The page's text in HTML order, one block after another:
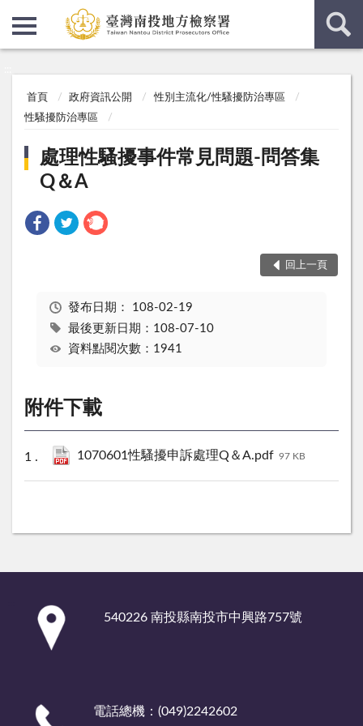
首頁 政府資訊公開
性別主流化/性騷擾防治專區
性騷擾防治專區
處理性騷擾事件常見問題-問答集
Q＆A
回上一頁
發布日期： 108-02-19
最後更新日期：108-07-10
資料點閱次數：1941
附件下載
1070601性騷擾申訴處理Q＆A.pdf 97 KB
540226 南投縣南投市中興路757號
電話總機：(049)2242602